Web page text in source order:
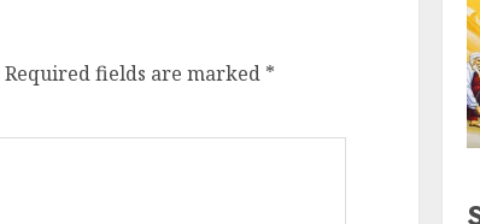
Required fields are marked *